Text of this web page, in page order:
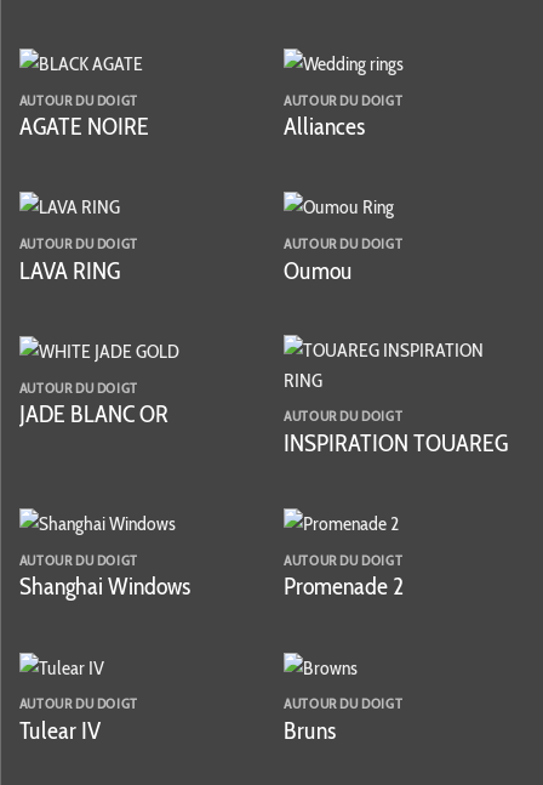
AUTOUR DU DOIGT
AGATE NOIRE
AUTOUR DU DOIGT
Alliances
AUTOUR DU DOIGT
LAVA RING
AUTOUR DU DOIGT
Oumou
AUTOUR DU DOIGT
JADE BLANC OR AUTOUR DU DOIGT
INSPIRATION TOUAREG
AUTOUR DU DOIGT
Shanghai Windows
AUTOUR DU DOIGT
Promenade 2
AUTOUR DU DOIGT
Tulear IV
AUTOUR DU DOIGT
Bruns